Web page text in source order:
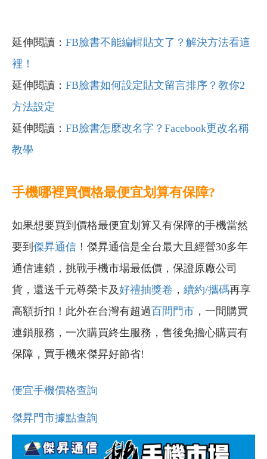
延伸閱讀： FB臉書不能編輯貼文了？解決方法看這
裡！
延伸閱讀： FB臉書如何設定貼文留言排序？教你2
方法設定
延伸閱讀： FB臉書怎麼改名字？Facebook更改名稱
教學
手機哪裡買價格最便宜划算有保障?
如果想要買到價格最便宜划算又有保障的手機當然
要到 傑昇通信 ！傑昇通信是全台最大且經營30多年
通信連鎖，挑戰手機市場最低價，保證原廠公司
貨，還送千元尊榮卡及好禮抽獎卷 ， 續約/攜碼再享
高額折扣！此外在台灣有超過百間門市 ，一間購買
連鎖服務，一次購買終生服務，售後免擔心購買有
保障，買手機來傑昇好節省!
便宜手機價格查詢
傑昇門市據點查詢